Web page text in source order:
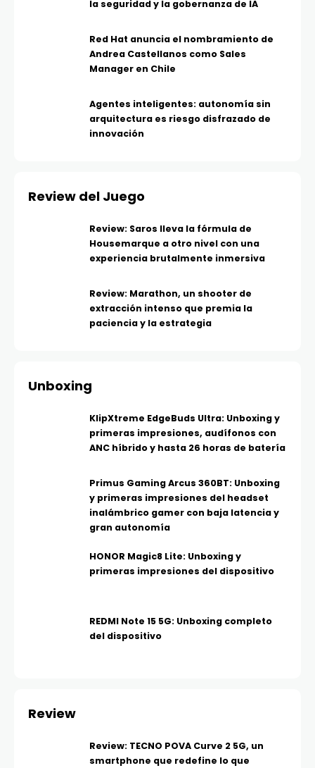
la seguridad y la gobernanza de IA
Red Hat anuncia el nombramiento de
Andrea Castellanos como Sales
Manager en Chile
Agentes inteligentes: autonomía sin
arquitectura es riesgo disfrazado de
innovación
Review del Juego
Review: Saros lleva la fórmula de
Housemarque a otro nivel con una
experiencia brutalmente inmersiva
Review: Marathon, un shooter de
extracción intenso que premia la
paciencia y la estrategia
Unboxing
KlipXtreme EdgeBuds Ultra: Unboxing y
primeras impresiones, audífonos con
ANC híbrido y hasta 26 horas de batería
Primus Gaming Arcus 360BT: Unboxing
y primeras impresiones del headset
inalámbrico gamer con baja latencia y
gran autonomía
HONOR Magic8 Lite: Unboxing y
primeras impresiones del dispositivo
REDMI Note 15 5G: Unboxing completo
del dispositivo
Review
Review: TECNO POVA Curve 2 5G, un
smartphone que redefine lo que